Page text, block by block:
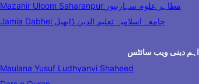
Mazahir Uloom Saharanpur مظاہر علوم سہارنپور
Jamia Dabhel جامعہ اسلامیہ تعلیم الدین ڈابھیل
اہم دینی ویب سائٹس
Maulana Yusuf Ludhyanvi Shaheed